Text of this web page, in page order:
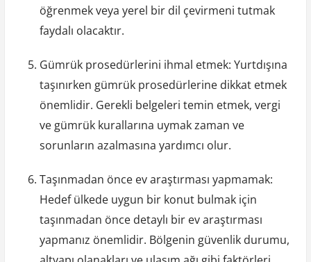
öğrenmek veya yerel bir dil çevirmeni tutmak
faydalı olacaktır.
Gümrük prosedürlerini ihmal etmek: Yurtdışına
taşınırken gümrük prosedürlerine dikkat etmek
önemlidir. Gerekli belgeleri temin etmek, vergi
ve gümrük kurallarına uymak zaman ve
sorunların azalmasına yardımcı olur.
Taşınmadan önce ev araştırması yapmamak:
Hedef ülkede uygun bir konut bulmak için
taşınmadan önce detaylı bir ev araştırması
yapmanız önemlidir. Bölgenin güvenlik durumu,